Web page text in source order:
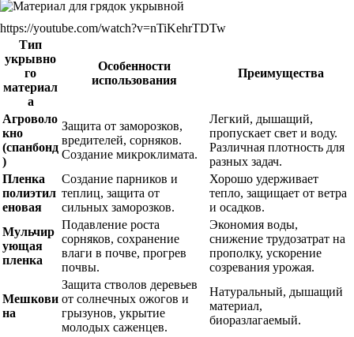
https://youtube.com/watch?v=nTiKehrTDTw
Тип
укрывно
го
материал
а
Особенности
использования
Преимущества
Агроволо
кно
(спанбонд
)
Защита от заморозков,
вредителей, сорняков.
Создание микроклимата.
Легкий, дышащий,
пропускает свет и воду.
Различная плотность для
разных задач.
Пленка
полиэтил
еновая
Создание парников и
теплиц, защита от
сильных заморозков.
Хорошо удерживает
тепло, защищает от ветра
и осадков.
Мульчир
ующая
пленка
Подавление роста
сорняков, сохранение
влаги в почве, прогрев
почвы.
Экономия воды,
снижение трудозатрат на
прополку, ускорение
созревания урожая.
Мешкови
на
Защита стволов деревьев
от солнечных ожогов и
грызунов, укрытие
молодых саженцев.
Натуральный, дышащий
материал,
биоразлагаемый.